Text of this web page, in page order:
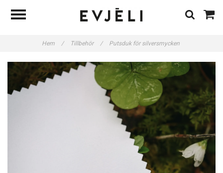
Hem / Tillbehör / Putsduk för silversmycken